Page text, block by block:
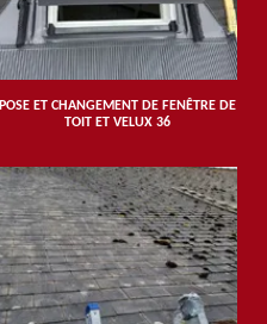
POSE ET CHANGEMENT DE FENÊTRE DE
TOIT ET VELUX 36